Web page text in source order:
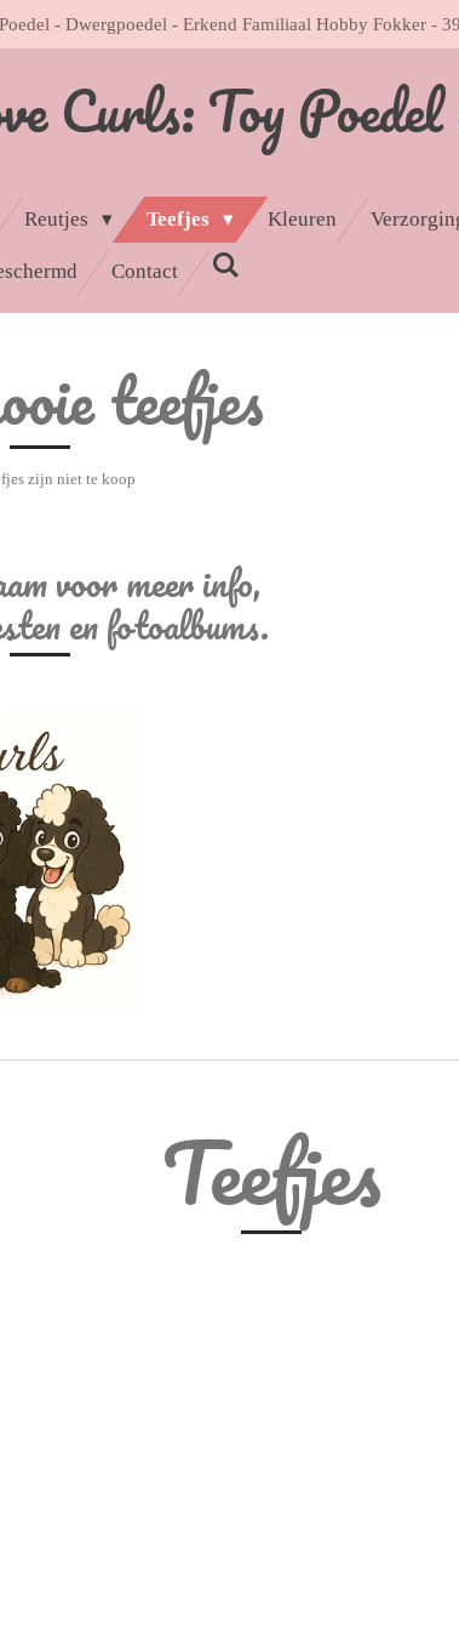
- Dwergpoedel - Erkend Familiaal Hobby Fokker -
Curls: Toy
Reutjes Teefjes Kleuren
Contact
teefjes
zijn niet te koop
voor meer info,
en fotoalbums.
Teefjes